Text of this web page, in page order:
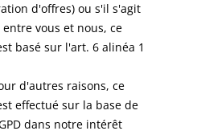
d'offres) ou s'il s'agit
vous et nous, ce
basé sur l'art. 6 alinéa 1
d'autres raisons, ce
effectué sur la base de
dans notre intérêt